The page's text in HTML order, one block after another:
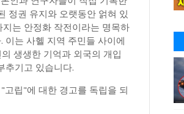
정권 유지와 오랫동안 얽혀 있
는 안정화 작전이라는 명목하
이는 사헬 지역 주민들 사이에
생생한 기억과 외국의 개입
추기고 있습니다.
립"에 대한 경고를 독립을 되